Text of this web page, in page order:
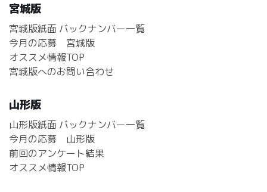
宮城版
宮城版紙面 バックナンバー一覧
今月の応募 宮城版
オススメ情報TOP
宮城版へのお問い合わせ
山形版
山形版紙面 バックナンバー一覧
今月の応募 山形版
前回のアンケート結果
オススメ情報TOP